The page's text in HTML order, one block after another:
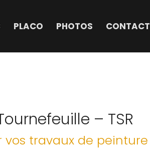
PLACO PHOTOS CONTACT
– TSR
vos travaux de peinture